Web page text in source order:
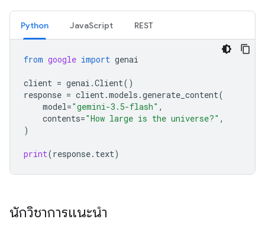
Python JavaScript REST
from google import genai
client = genai .Client()
response = client.models .generate_content(
model="gemini-3.5-flash" ,
contents="How large is the universe?" ,
)
print(response. text)
นักวิชาการแนะนำ